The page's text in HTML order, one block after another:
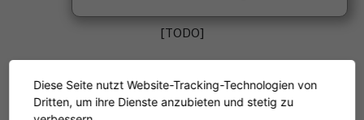
[TODO]
Diese Seite nutzt Website-Tracking-Technologien von
Dritten, um ihre Dienste anzubieten und stetig zu